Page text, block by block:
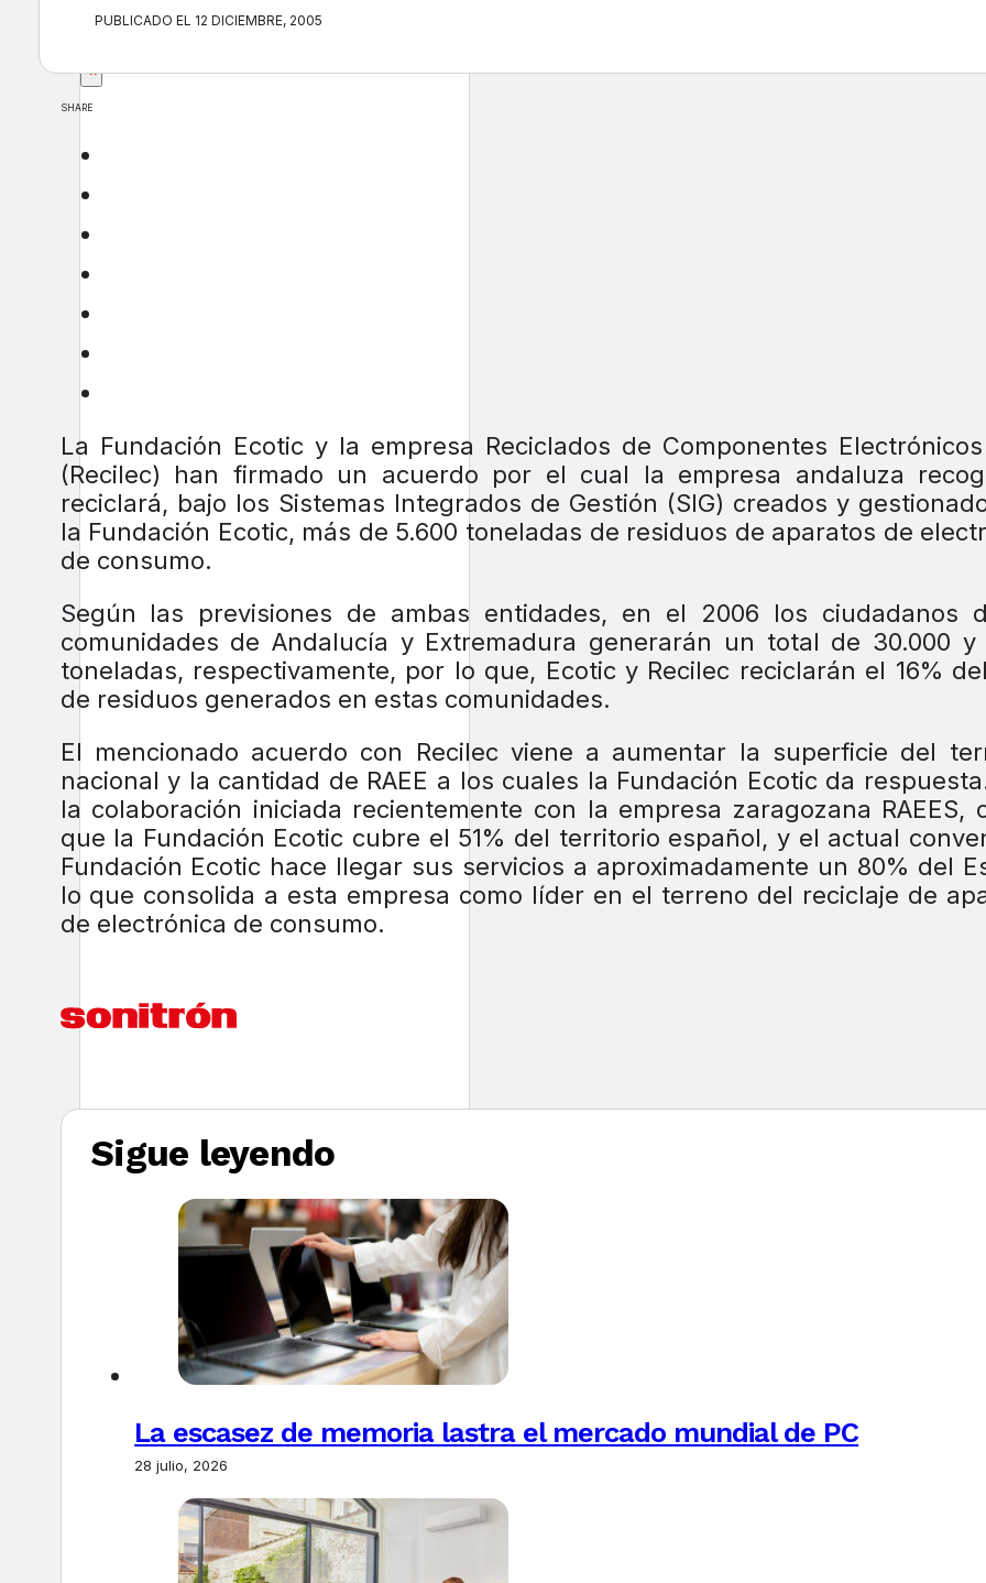
×
PUBLICADO EL 12 DICIEMBRE, 2005
SHARE
La Fundación Ecotic y la empresa Reciclados de Componentes
(Recilec) han firmado un acuerdo por el cual la empresa andaluza
reciclará, bajo los Sistemas Integrados de Gestión (SIG) creados y
la Fundación Ecotic, más de 5.600 toneladas de residuos de aparatos de
de consumo.
Según las previsiones de ambas entidades, en el 2006 los ciudadanos
comunidades de Andalucía y Extremadura generarán un total de 30.000 y
toneladas, respectivamente, por lo que, Ecotic y Recilec reciclarán el 16%
de residuos generados en estas comunidades.
El mencionado acuerdo con Recilec viene a aumentar la superficie del
nacional y la cantidad de RAEE a los cuales la Fundación Ecotic da
la colaboración iniciada recientemente con la empresa zaragozana RAEES,
que la Fundación Ecotic cubre el 51% del territorio español, y el actual
Fundación Ecotic hace llegar sus servicios a aproximadamente un 80% del
lo que consolida a esta empresa como líder en el terreno del reciclaje de
de electrónica de consumo.
Sigue leyendo
La escasez de memoria lastra el mercado mundial de PC
28 julio, 2026